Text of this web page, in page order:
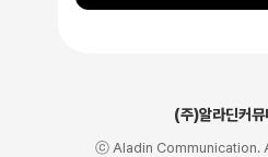
(주)알라딘커뮤
ⓒ Aladin Communication.